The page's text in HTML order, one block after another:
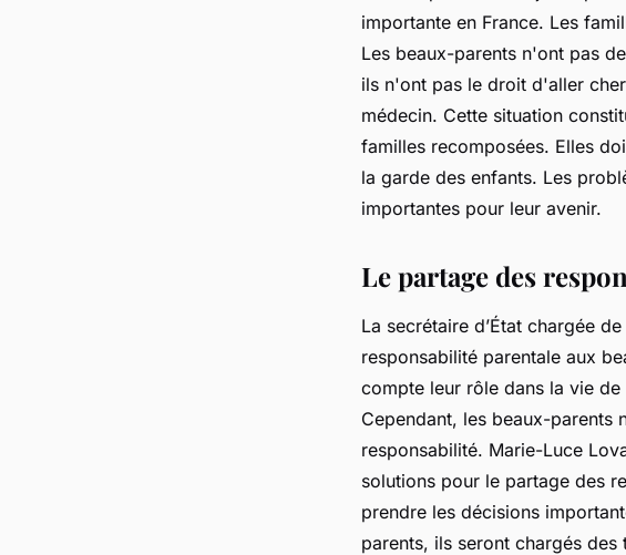
importante en France. Les
Les beaux-parents n'ont pas
ils n'ont pas le droit d'aller
médecin. Cette situation
familles recomposées. Elles
la garde des enfants. Les
importantes pour leur avenir.
Le partage des
La secrétaire d’État chargée
responsabilité parentale aux
compte leur rôle dans la vie
Cependant, les beaux-parents
responsabilité. Marie-Luce
solutions pour le partage des
prendre les décisions
parents, ils seront chargés